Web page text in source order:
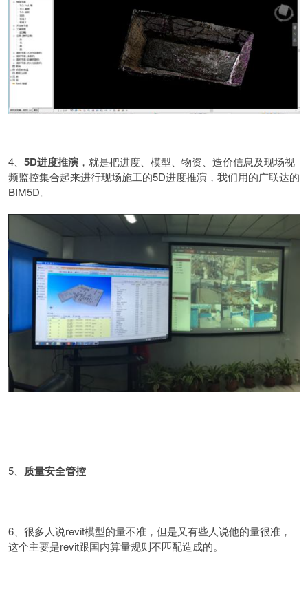
4、 5D进度推演 ，就是把进度、模型、物资、造价信息及现场视
频监控集合起来进行现场施工的5D进度推演，我们用的广联达的
BIM5D。
5、 质量安全管控
6、很多人说revit模型的量不准，但是又有些人说他的量很准，
这个主要是revit跟国内算量规则不匹配造成的。